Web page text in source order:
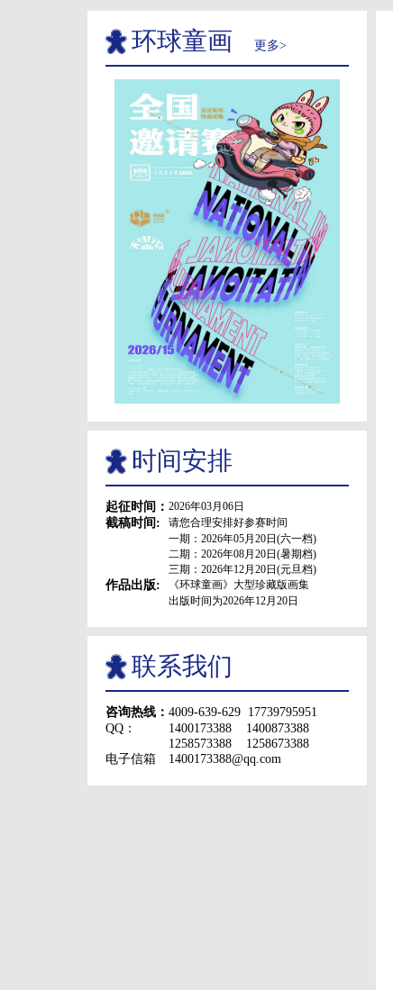
环球童画 更多>
时间安排
起征时间： 2026年03月06日
截稿时间:
请您合理安排好参赛时间
一期：2026年05月20日(六一档)
二期：2026年08月20日(暑期档)
三期：2026年12月20日(元旦档)
作品出版:
《环球童画》大型珍藏版画集
出版时间为2026年12月20日
联系我们
咨询热线： 4009-639-629 17739795951
QQ：
1400173388 1400873388
1258573388 1258673388
电子信箱
1400173388@qq.com